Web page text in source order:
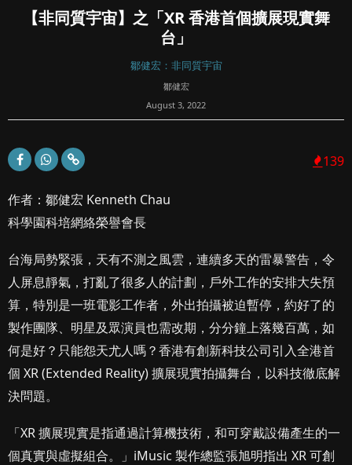
【非同質宇宙】之「XR 香港首個擴展現實舞
台」
鄒健宏：非同質宇宙
鄒健宏
August 3, 2022
139
作者：鄒健宏 Kenneth Chau
科學園科培網絡榮譽會長
台海局勢緊張，天有不測之風雲，連續多天的雷暴警告，令
人屏息靜氣，打亂了很多人的計劃，戶外工作的安排大失預
算，特別是一班電影工作者，外出拍攝被迫暫停，約好了的
製作團隊、明星及眾演員也需改期，分分鐘上落幾百萬，如
何是好？只能怨天尤人嗎？香港有創新科技公司引入全港首
個 XR (Extended Reality) 擴展現實拍攝舞台，以科技徹底解
決問題。
「XR 擴展現實是指通過計算機技術，和可穿戴設備產生的一
個真實與虛擬組合。」iMusic 製作總監張旭明指出 XR 可創